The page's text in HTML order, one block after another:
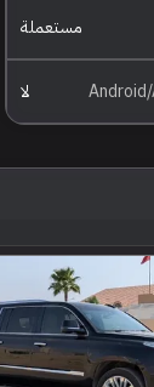
مستعملة
لا